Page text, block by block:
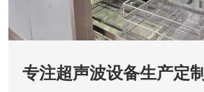
专注超声波设备生产定制